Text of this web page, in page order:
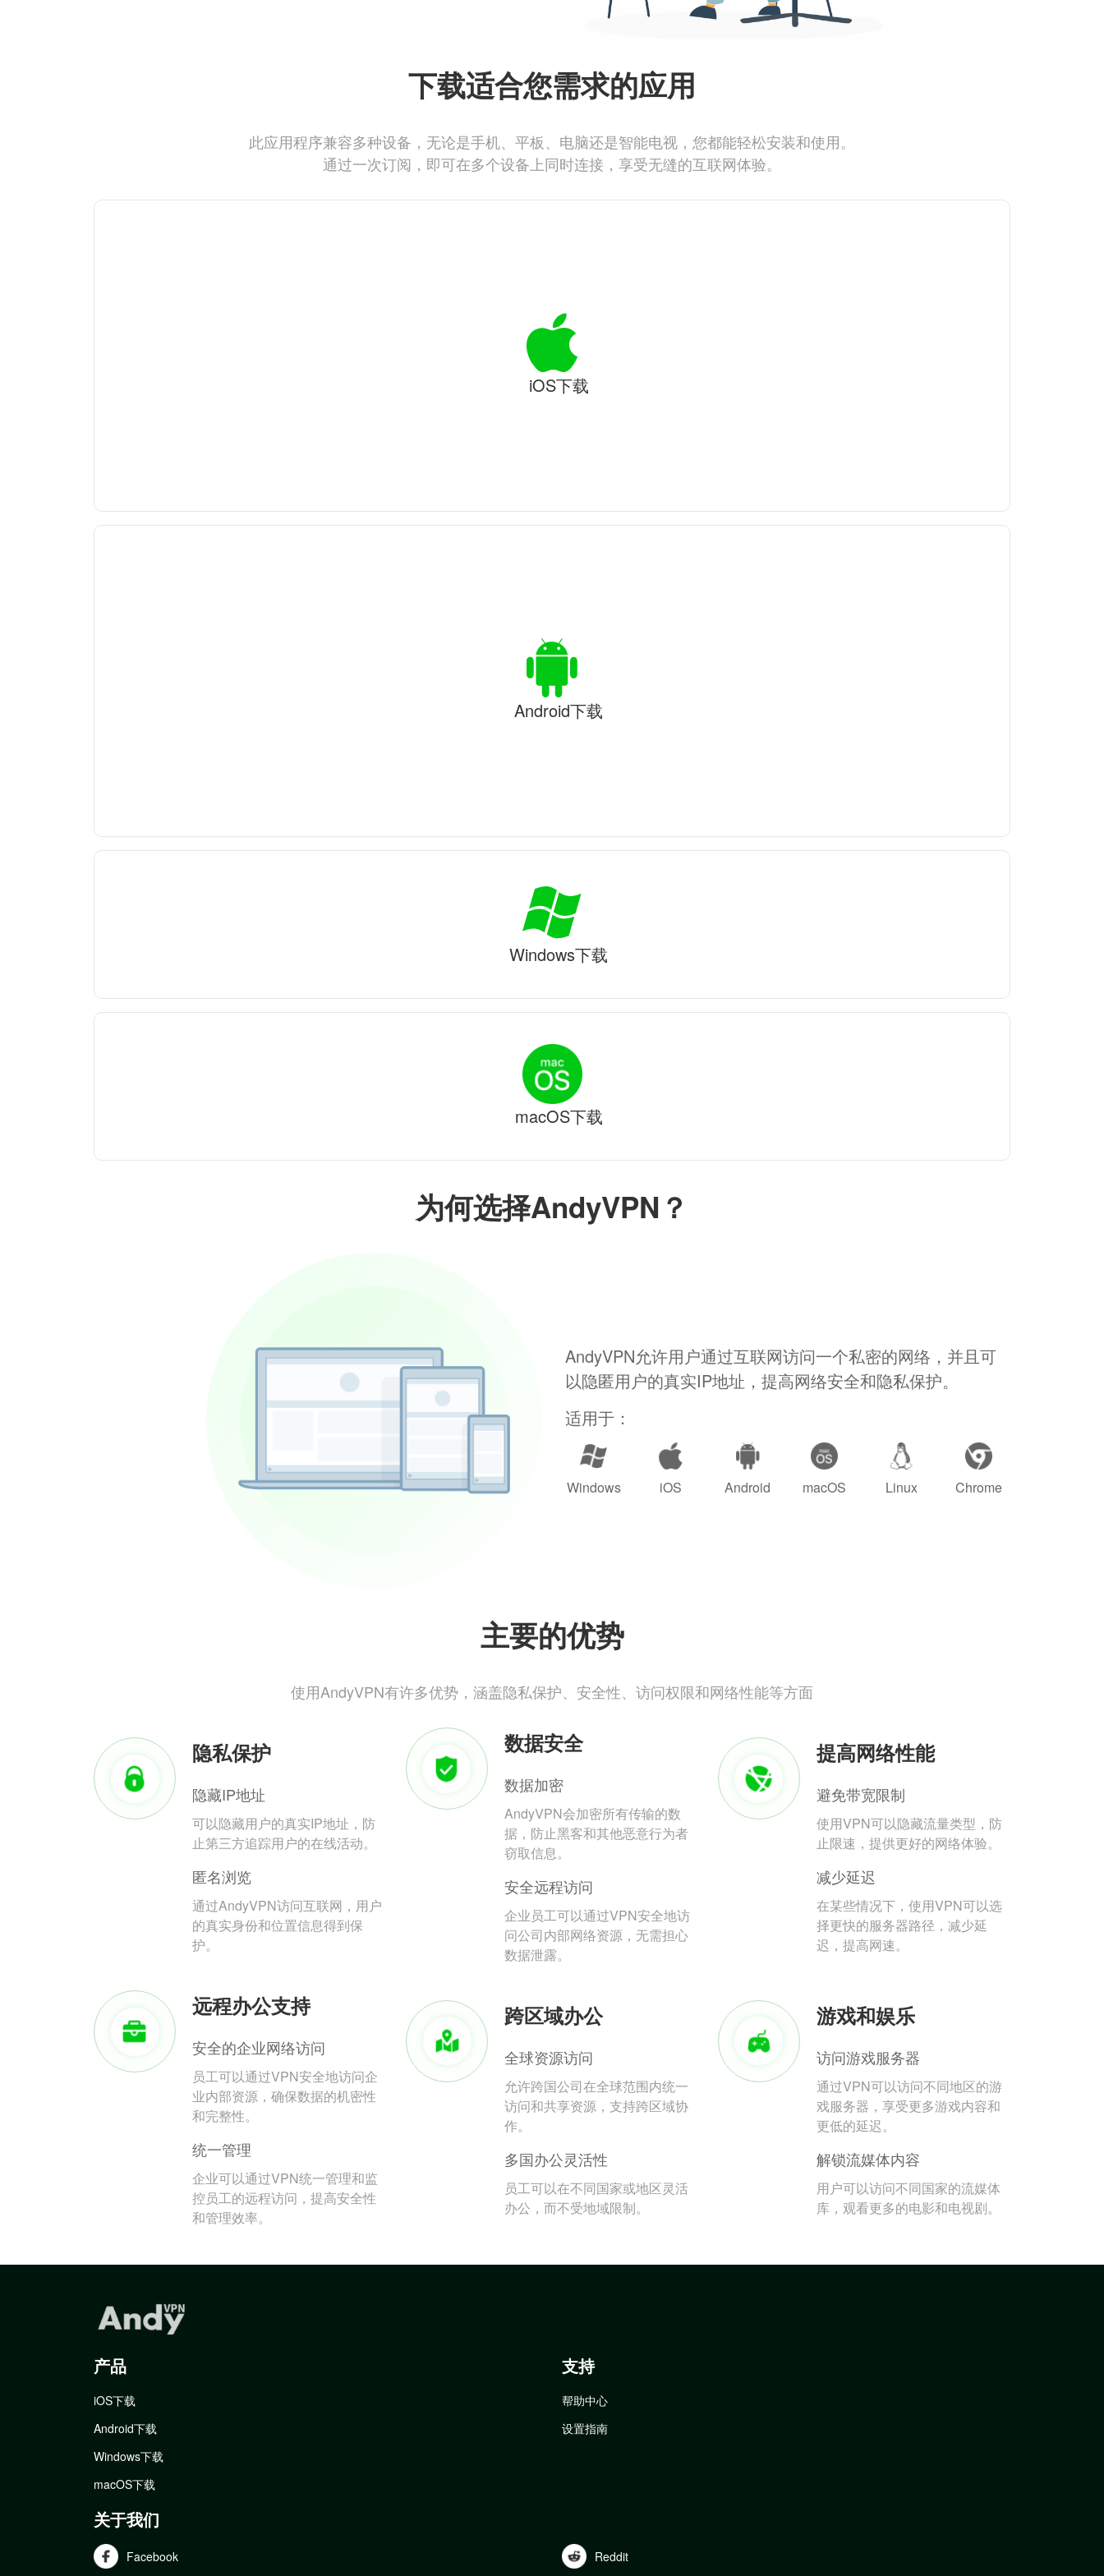
为何选择AndyVPN？
AndyVPN允许用户通过互联网访问一个私密的网络，并且可
以隐匿用户的真实IP地址，提高网络安全和隐私保护。
适用于：
Windows iOS Android macOS Linux Chrome
主要的优势
使用AndyVPN有许多优势，涵盖隐私保护、安全性、访问权限和网络性能等方面
隐私保护
隐藏IP地址
可以隐藏用户的真实IP地址，防
止第三方追踪用户的在线活动。
匿名浏览
通过AndyVPN访问互联网，用户
的真实身份和位置信息得到保
护。
数据安全
数据加密
AndyVPN会加密所有传输的数
据，防止黑客和其他恶意行为者
窃取信息。
安全远程访问
企业员工可以通过VPN安全地访
问公司内部网络资源，无需担心
数据泄露。
提高网络性能
避免带宽限制
使用VPN可以隐藏流量类型，防
止限速，提供更好的网络体验。
减少延迟
在某些情况下，使用VPN可以选
择更快的服务器路径，减少延
迟，提高网速。
远程办公支持
安全的企业网络访问
员工可以通过VPN安全地访问企
业内部资源，确保数据的机密性
和完整性。
统一管理
企业可以通过VPN统一管理和监
控员工的远程访问，提高安全性
和管理效率。
跨区域办公
全球资源访问
允许跨国公司在全球范围内统一
访问和共享资源，支持跨区域协
作。
多国办公灵活性
员工可以在不同国家或地区灵活
办公，而不受地域限制。
游戏和娱乐
访问游戏服务器
通过VPN可以访问不同地区的游
戏服务器，享受更多游戏内容和
更低的延迟。
解锁流媒体内容
用户可以访问不同国家的流媒体
库，观看更多的电影和电视剧。
下载适合您需求的应用
此应用程序兼容多种设备，无论是手机、平板、电脑还是智能电视，您都能轻松安装和使用。
通过一次订阅，即可在多个设备上同时连接，享受无缝的互联网体验。
iOS下载
Android下载
Windows下载
macOS下载
产品
iOS下载
Android下载
Windows下载
macOS下载
支持
帮助中心
设置指南
关于我们
Facebook Reddit